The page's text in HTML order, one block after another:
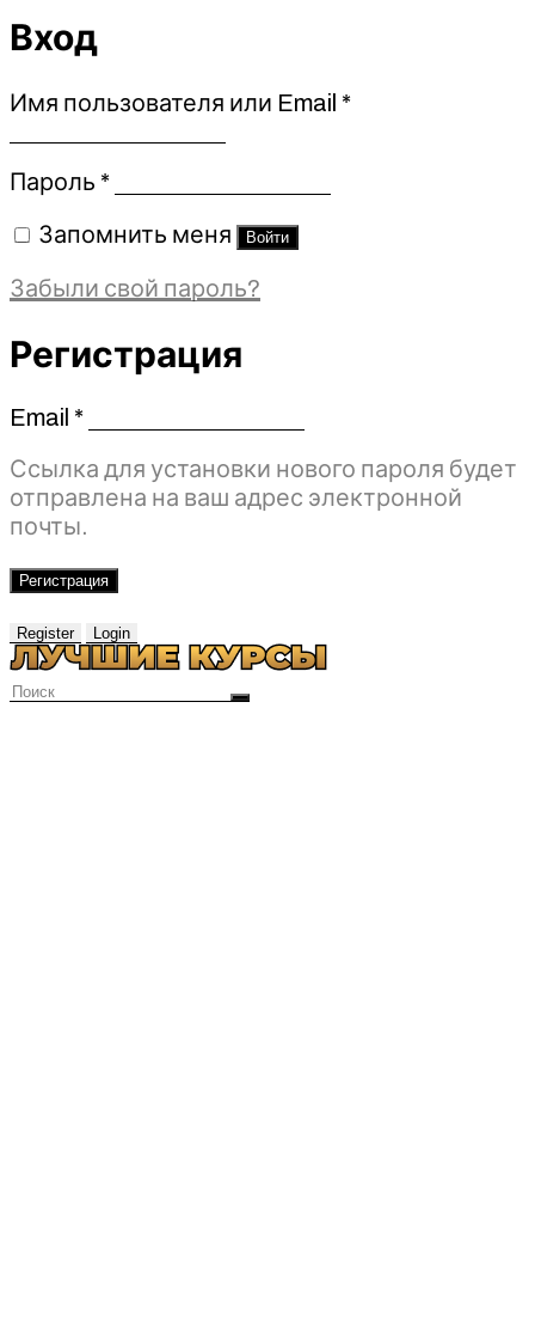
Вход
Имя пользователя или Email *Обязательно
Пароль *Обязательно
Запомнить меня Войти
Забыли свой пароль?
Регистрация
Email *Обязательно
Ссылка для установки нового пароля будет
отправлена ​​на ваш адрес электронной
почты.
Регистрация
Register Login